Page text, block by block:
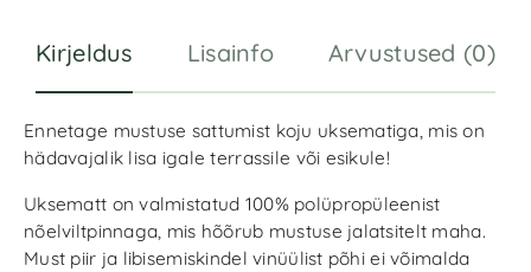
Kirjeldus Lisainfo Arvustused (0)
Ennetage mustuse sattumist koju uksematiga, mis on
hädavajalik lisa igale terrassile või esikule!
Uksematt on valmistatud 100% polüpropüleenist
nõelviltpinnaga, mis hõõrub mustuse jalatsitelt maha.
Must piir ja libisemiskindel vinüülist põhi ei võimalda